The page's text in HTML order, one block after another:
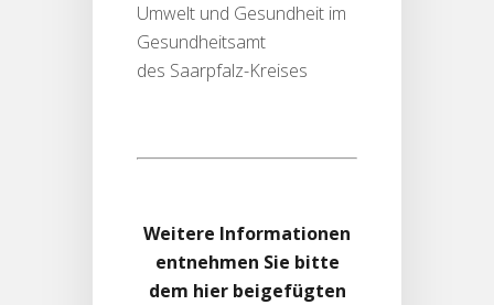
Umwelt und Gesundheit im
Gesundheitsamt
des Saarpfalz-Kreises
Weitere Informationen
entnehmen Sie bitte
dem hier beigefügten